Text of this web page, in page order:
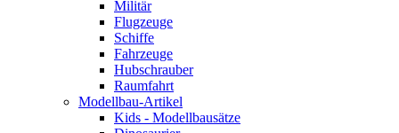
Militär
Flugzeuge
Schiffe
Fahrzeuge
Hubschrauber
Raumfahrt
Modellbau-Artikel
Kids - Modellbausätze